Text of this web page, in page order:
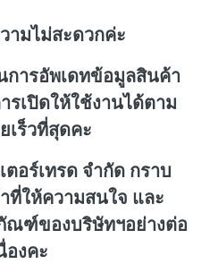
ามไม่สะดวกค่ะ
การอัพเดทข้อมูลสินค้า
รเปิดให้ใช้งานได้ตาม
เร็วที่สุดคะ
อร์เทรด จำกัด กราบ
ให้ความสนใจ และ
ฑ์ของบริษัทฯอย่างต่อ
องคะ